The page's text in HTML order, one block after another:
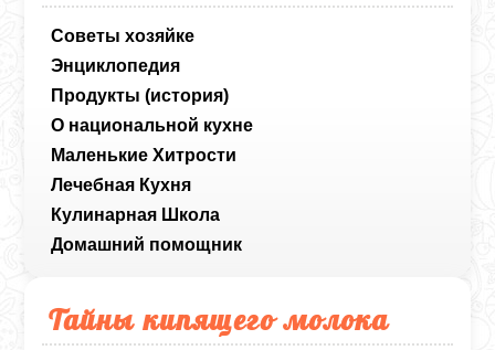
Советы хозяйке
Энциклопедия
Продукты (история)
О национальной кухне
Маленькие Хитрости
Лечебная Кухня
Кулинарная Школа
Домашний помощник
Тайны кипящего молока